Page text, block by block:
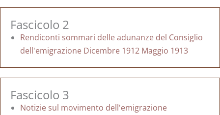
Fascicolo 2
Rendiconti sommari delle adunanze del Consiglio
dell'emigrazione Dicembre 1912 Maggio 1913
Fascicolo 3
Notizie sul movimento dell'emigrazione